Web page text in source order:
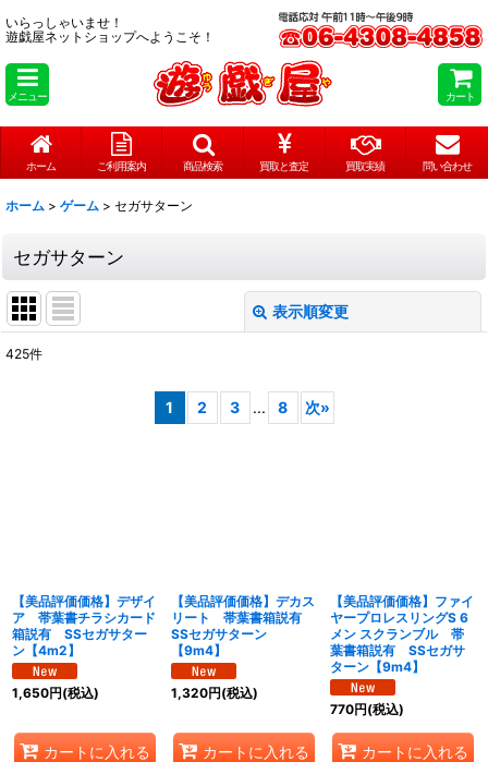
いらっしゃいませ！
遊戯屋ネットショップへようこそ！
メニュー カート
ホーム ご利用案内 商品検索 買取と査定 買取実績 問い合わせ
ホーム > ゲーム > セガサターン
セガサターン
表示順変更
425件
1 2 3 ... 8 次»
【美品評価価格】デザイ
ア 帯葉書チラシカード
箱説有 SSセガサター
ン【4m2】
1,650円(税込)
カートに入れる
【美品評価価格】デカス
リート 帯葉書箱説有
SSセガサターン
【9m4】
1,320円(税込)
カートに入れる
【美品評価価格】ファイ
ヤープロレスリングS 6
メン スクランブル 帯
葉書箱説有 SSセガサ
ターン【9m4】
770円(税込)
カートに入れる